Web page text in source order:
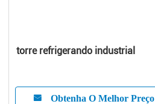
torre refrigerando industrial
Obtenha O Melhor Preço